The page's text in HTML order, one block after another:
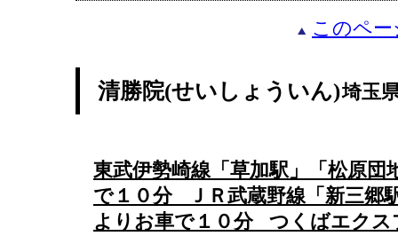
このペ
清勝院(せいしょういん)埼玉
東武伊勢崎線「草加駅」「松原団
で１０分 ＪＲ武蔵野線「新三郷
よりお車で１０分 つくばエクス